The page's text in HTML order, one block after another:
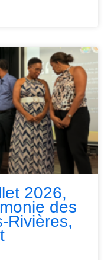
2026,
des
Rivières,